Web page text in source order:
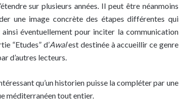
sur plusieurs années. Il peut être néanmoins
une image concrète des étapes différentes qui
éventuellement pour inciter la communication
“Etudes” d’Awalest destinée à accueillir ce genre
d’autres lecteurs.
qu’un historien puisse la compléter par une
méditerranéen tout entier.